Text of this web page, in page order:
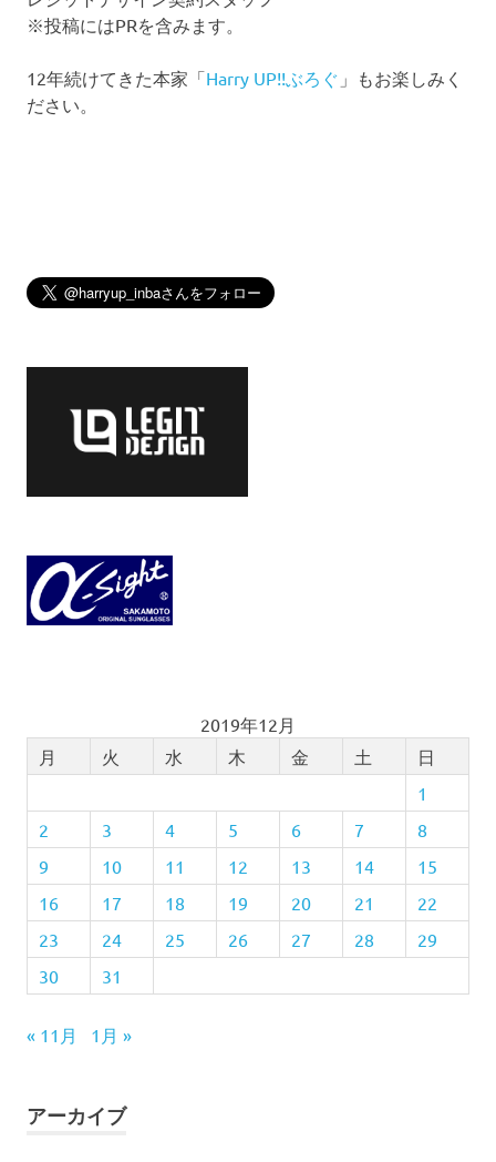
※投稿にはPRを含みます。
12年続けてきた本家「Harry UP!!ぶろぐ 」もお楽しみく
ださい。
2019年12月
月
火 水 木 金 土
日
1
2
3 4 5 6 7
8
9
10 11 12 13 14
15
16
17 18 19 20 21
22
23
24 25 26 27 28
29
30
31
« 11月 1月 »
アーカイブ